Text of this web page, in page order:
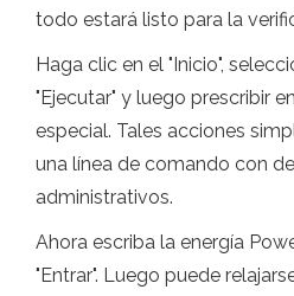
todo estará listo para la
Haga clic en el "Inicio",
"Ejecutar" y luego prescribir
especial. Tales acciones
una línea de comando con
administrativos.
Ahora escriba la energía
"Entrar". Luego puede